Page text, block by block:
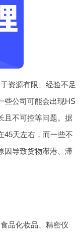
资源有限、经验不足
些公司可能会出现HS
且不可控等问题。据
45天左右，而一些不
因导致货物滞港、滞
品化妆品、精密仪